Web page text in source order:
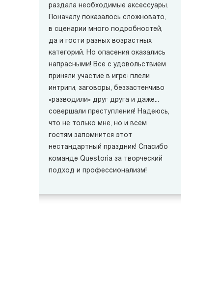
раздала необходимые аксессуары.
Поначалу показалось сложновато,
в сценарии много подробностей,
да и гости разных возрастных
категорий. Но опасения оказались
напрасными! Все с удовольствием
приняли участие в игре: плели
интриги, заговоры, беззастенчиво
«разводили» друг друга и даже...
совершали преступления! Надеюсь,
что не только мне, но и всем
гостям запомнится этот
нестандартный праздник! Спасибо
команде Questoria за творческий
подход и профессионализм!